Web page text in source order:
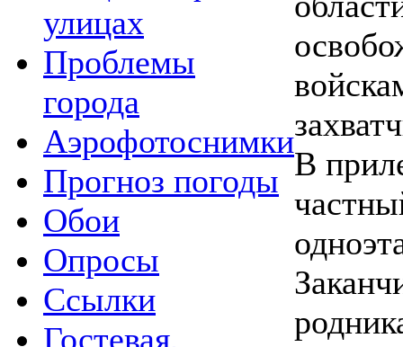
улицах
Проблемы
города
Аэрофотоснимки
Прогноз погоды
Обои
Опросы
Ссылки
Гостевая,
В